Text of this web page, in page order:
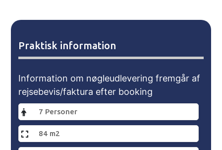
Praktisk information
Information om nøgleudlevering fremgår af
rejsebevis/faktura efter booking
7 Personer
84 m2